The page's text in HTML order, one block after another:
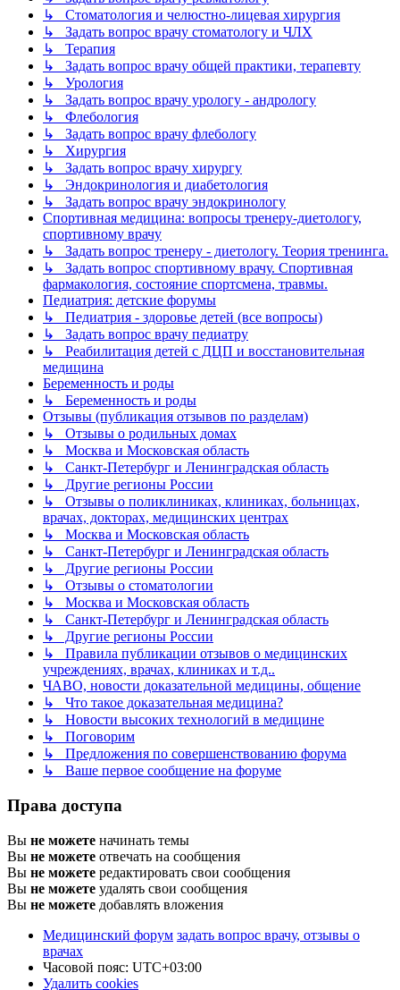
↳ Стоматология и челюстно-лицевая хирургия
↳ Задать вопрос врачу стоматологу и ЧЛХ
↳ Терапия
↳ Задать вопрос врачу общей практики, терапевту
↳ Урология
↳ Задать вопрос врачу урологу - андрологу
↳ Флебология
↳ Задать вопрос врачу флебологу
↳ Хирургия
↳ Задать вопрос врачу хирургу
↳ Эндокринология и диабетология
↳ Задать вопрос врачу эндокринологу
Спортивная медицина: вопросы тренеру-диетологу,
спортивному врачу
↳ Задать вопрос тренеру - диетологу. Теория тренинга.
↳ Задать вопрос спортивному врачу. Спортивная
фармакология, состояние спортсмена, травмы.
Педиатрия: детские форумы
↳ Педиатрия - здоровье детей (все вопросы)
↳ Задать вопрос врачу педиатру
↳ Реабилитация детей с ДЦП и восстановительная
медицина
Беременность и роды
↳ Беременность и роды
Отзывы (публикация отзывов по разделам)
↳ Отзывы о родильных домах
↳ Москва и Московская область
↳ Санкт-Петербург и Ленинградская область
↳ Другие регионы России
↳ Отзывы о поликлиниках, клиниках, больницах,
врачах, докторах, медицинских центрах
↳ Москва и Московская область
↳ Санкт-Петербург и Ленинградская область
↳ Другие регионы России
↳ Отзывы о стоматологии
↳ Москва и Московская область
↳ Санкт-Петербург и Ленинградская область
↳ Другие регионы России
↳ Правила публикации отзывов о медицинских
учреждениях, врачах, клиниках и т.д..
ЧАВО, новости доказательной медицины, общение
↳ Что такое доказательная медицина?
↳ Новости высоких технологий в медицине
↳ Поговорим
↳ Предложения по совершенствованию форума
↳ Ваше первое сообщение на форуме
Права доступа
Вы не можете начинать темы
Вы не можете отвечать на сообщения
Вы не можете редактировать свои сообщения
Вы не можете удалять свои сообщения
Вы не можете добавлять вложения
Медицинский форум задать вопрос врачу, отзывы о
врачах
Часовой пояс: UTC+03:00
Удалить cookies